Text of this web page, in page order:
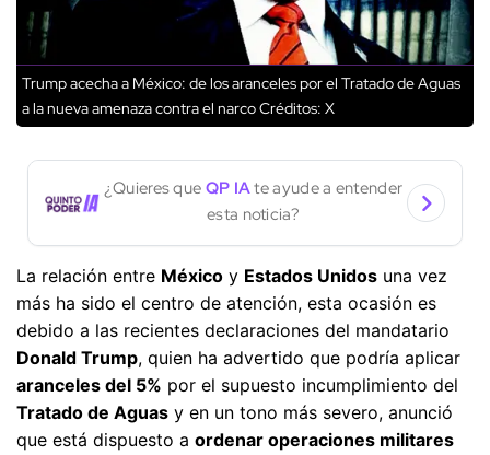
Trump acecha a México: de los aranceles por el Tratado de Aguas
a la nueva amenaza contra el narcoCréditos: X
¿Quieres que QP IAte ayude a entender
esta noticia?
La relación entre México y Estados Unidos una vez
más ha sido el centro de atención, esta ocasión es
debido a las recientes declaraciones del mandatario
Donald Trump, quien ha advertido que podría aplicar
aranceles del 5% por el supuesto incumplimiento del
Tratado de Aguas y en un tono más severo, anunció
que está dispuesto a ordenar operaciones militares